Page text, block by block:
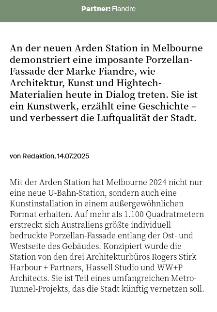
Partner: Fiandre
An der neuen Arden Station in Melbourne
demonstriert eine imposante Porzellan-
Fassade der Marke Fiandre, wie
Architektur, Kunst und Hightech-
Materialien heute in Dialog treten. Sie ist
ein Kunstwerk, erzählt eine Geschichte –
und verbessert die Luftqualität der Stadt.
von Redaktion, 14.07.2025
Mit der Arden Station hat Melbourne 2024 nicht nur
eine neue U-Bahn-Station, sondern auch eine
Kunstinstallation in einem außergewöhnlichen
Format erhalten. Auf mehr als 1.100 Quadratmetern
erstreckt sich Australiens größte individuell
bedruckte Porzellan-Fassade entlang der Ost- und
Westseite des Gebäudes. Konzipiert wurde die
Station von den drei Architekturbüros Rogers Stirk
Harbour + Partners, Hassell Studio und WW+P
Architects. Sie ist Teil eines umfangreichen Metro-
Tunnel-Projekts, das die Stadt künftig vernetzen soll.